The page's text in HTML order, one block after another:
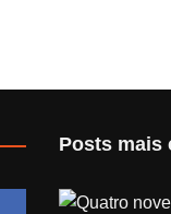
Posts mais